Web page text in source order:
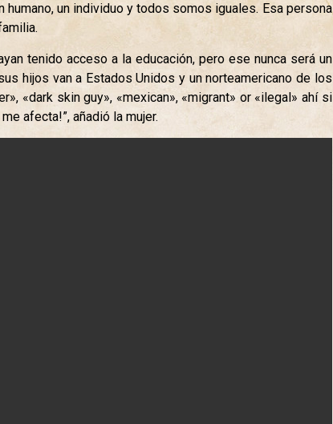
humano, un individuo y todos somos iguales. Esa persona
tenido acceso a la educación, pero ese nunca será un
hijos van a Estados Unidos y un norteamericano de los
«dark skin guy», «mexican», «migrant» or «ilegal» ahí si
afecta!”, añadió la mujer.